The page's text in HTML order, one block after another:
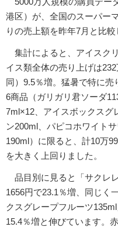
港区）が、全国のスーパー
りの売上額を昨年7月と比較
集計によると、アイスク
イス類全体の売り上げは
同）9.5％増。猛暑で特に
6商品（ガリガリ君ソーダ
7ml×12、アイスボックスグ
ン200ml、パピコホワイト
190ml）に限ると、計10万
を大きく上回りました。
品目別に見ると「サクレ
1656円で23.1％増、同じく
クスグレープフルーツ
15.4％増と伸びています。